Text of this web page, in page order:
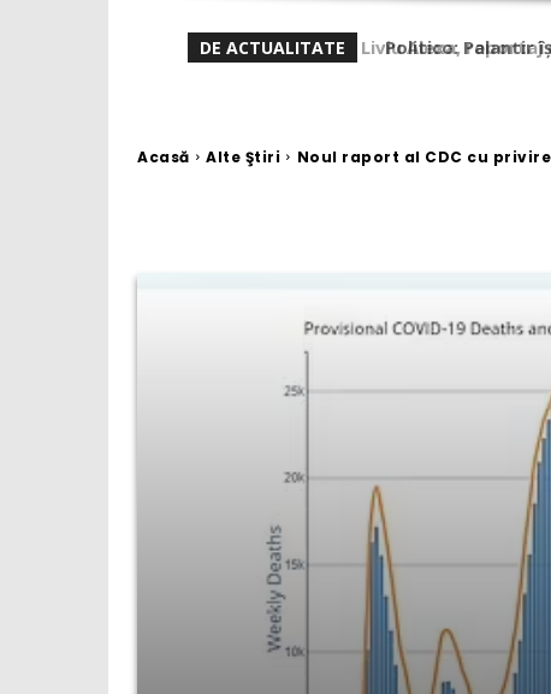
DE ACTUALITATE
Politico: Palantir
Acasă Alte Ştiri Noul raport al CDC cu